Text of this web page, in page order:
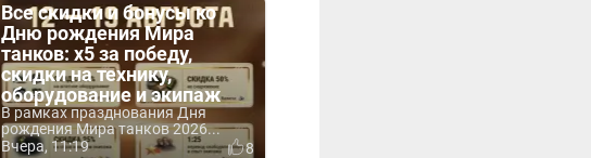
Все скидки и бонусы ко
Дню рождения Мира
танков: x5 за победу,
скидки на технику,
оборудование и экипаж
В рамках празднования Дня
рождения Мира танков 2026...
Вчера, 11:19
8